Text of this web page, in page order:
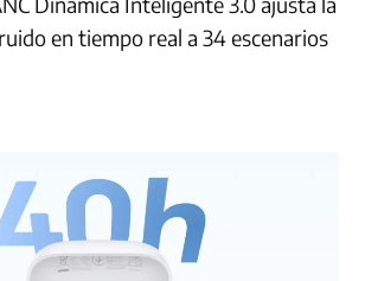
en tiempo real a 34 escenarios